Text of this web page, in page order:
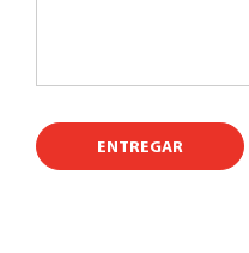
ENTREGAR